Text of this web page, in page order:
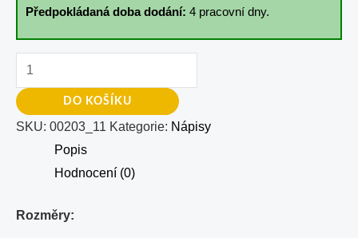
Předpokládaná doba dodání: 4 pracovní dny.
DO KOŠÍKU
SKU: 00203_11 Kategorie: Nápisy
Popis
Hodnocení (0)
Rozměry: